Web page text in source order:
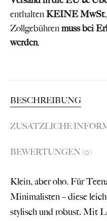
enthaltenKEINE MwSt
Zollgebührenmuss bei
werden.
BESCHREIBUNG
ZUSÄTZLICHE
BEWERTUNGEN (0)
Klein, aber oho. Für
Minimalisten – diese
stylisch und robust. Mit